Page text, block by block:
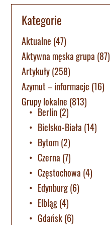
Kategorie
Aktualne (47)
Aktywna męska grupa (87)
Artykuły(258)
Azymut – informacje (16)
Grupy lokalne (813)
Berlin (2)
Bielsko-Biała (14)
Bytom(2)
Czerna (7)
Częstochowa (4)
Edynburg(6)
Elbląg(4)
Gdańsk(6)